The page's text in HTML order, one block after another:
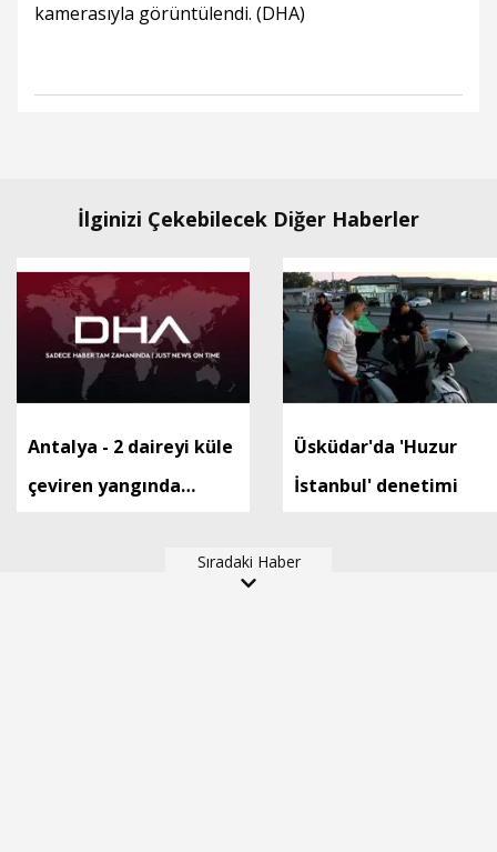
kamerasıyla görüntülendi. (DHA)
İlginizi Çekebilecek Diğer Haberler
Antalya - 2 daireyi küle
çeviren yangında
Üsküdar'da 'Huzur
İstanbul' denetimi
Sıradaki Haber